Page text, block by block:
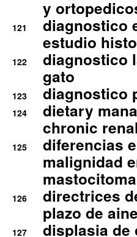
y
121
diagnostico
estudio
122
diagnostico
gato
123 diagnostico
124
dietary
chronic
125
diferencias
malignidad
126
directrices
plazo de
127 displasia de